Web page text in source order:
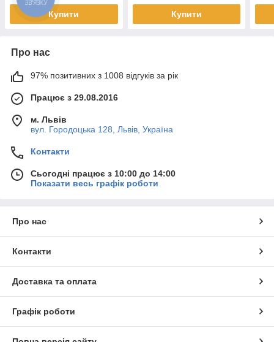
Купити Купити
Про нас
97% позитивних з 1008 відгуків за рік
Працює з 29.08.2016
м. Львів
вул. Городоцька 128, Львів, Україна
Контакти
Сьогодні працює з 10:00 до 14:00
Показати весь графік роботи
Про нас
Контакти
Доставка та оплата
Графік роботи